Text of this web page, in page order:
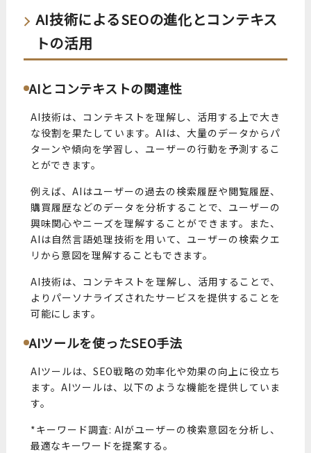
AI技術によるSEOの進化とコンテキス
トの活用
AIとコンテキストの関連性
AI技術は、コンテキストを理解し、活用する上で大き
な役割を果たしています。AIは、大量のデータからパ
ターンや傾向を学習し、ユーザーの行動を予測するこ
とができます。
例えば、AIはユーザーの過去の検索履歴や閲覧履歴、
購買履歴などのデータを分析することで、ユーザーの
興味関心やニーズを理解することができます。また、
AIは自然言語処理技術を用いて、ユーザーの検索クエ
リから意図を理解することもできます。
AI技術は、コンテキストを理解し、活用することで、
よりパーソナライズされたサービスを提供することを
可能にします。
AIツールを使ったSEO手法
AIツールは、SEO戦略の効率化や効果の向上に役立ち
ます。AIツールは、以下のような機能を提供していま
す。
*キーワード調査: AIがユーザーの検索意図を分析し、
最適なキーワードを提案する。